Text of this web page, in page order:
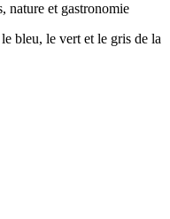
nature et gastronomie
bleu, le vert et le gris de la